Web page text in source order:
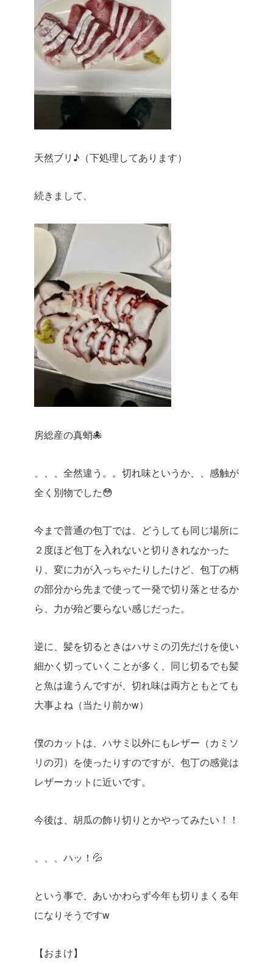
天然ブリ♪（下処理してあります）
続きまして、
房総産の真蛸🐙
、、、全然違う。。切れ味というか、、感触が
全く別物でした😳
今まで普通の包丁では、どうしても同じ場所に
２度ほど包丁を入れないと切りきれなかった
り、変に力が入っちゃたりしたけど、包丁の柄
の部分から先まで使って一発で切り落とせるか
ら、力が殆ど要らない感じだった。
逆に、髪を切るときはハサミの刃先だけを使い
細かく切っていくことが多く、同じ切るでも髪
と魚は違うんですが、切れ味は両方ともとても
大事よね（当たり前かw）
僕のカットは、ハサミ以外にもレザー（カミソ
リの刃）を使ったりすのですが、包丁の感覚は
レザーカットに近いです。
今後は、胡瓜の飾り切りとかやってみたい！！
、、、ハッ！💦
という事で、あいかわらず今年も切りまくる年
になりそうですw
【おまけ】